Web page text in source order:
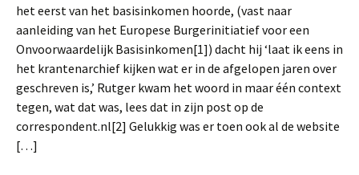
het eerst van het basisinkomen hoorde, (vast naar
aanleiding van het Europese Burgerinitiatief voor een
Onvoorwaardelijk Basisinkomen[1]) dacht hij ‘laat ik eens in
het krantenarchief kijken wat er in de afgelopen jaren over
geschreven is,’ Rutger kwam het woord in maar één context
tegen, wat dat was, lees dat in zijn post op de
correspondent.nl[2] Gelukkig was er toen ook al de website
[…]